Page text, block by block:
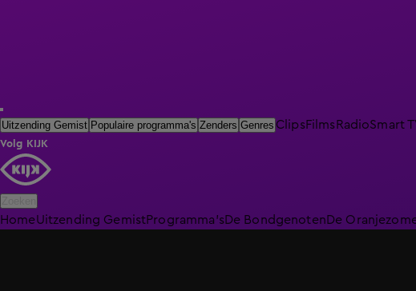
Uitzending Gemist Populaire programma's Zenders Genres ClipsFilmsRadioSmart
Volg KIJK
HomeUitzending GemistProgramma'sDe BondgenotenDe